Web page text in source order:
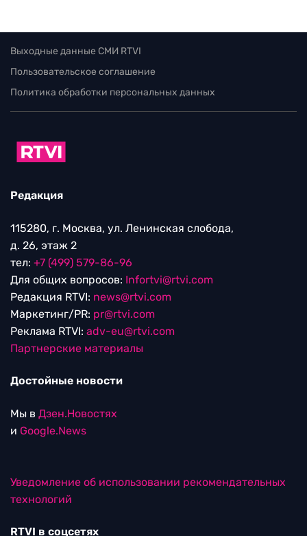
Выходные данные СМИ RTVI
Пользовательское соглашение
Политика обработки персональных данных
Редакция
115280, г. Москва, ул. Ленинская слобода,
д. 26, этаж 2
тел: +7 (499) 579-86-96
Для общих вопросов: Infortvi@rtvi.com
Редакция RTVI: news@rtvi.com
Маркетинг/PR: pr@rtvi.com
Реклама RTVI: adv-eu@rtvi.com
Партнерские материалы
Достойные новости
Мы в Дзен.Новостях
и Google.News
Уведомление об использовании рекомендательных
технологий
RTVI в соцсетях